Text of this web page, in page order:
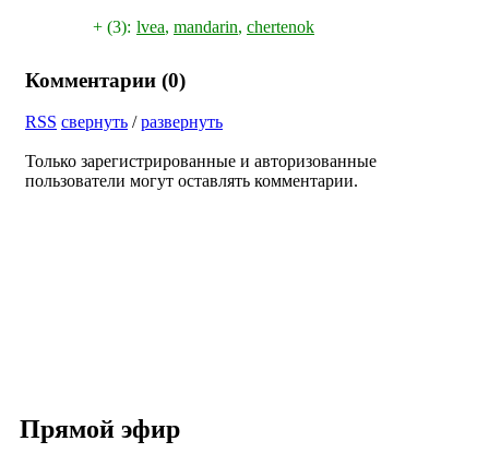
+ (3): lvea, mandarin, chertenok
Комментарии (0)
RSS свернуть /развернуть
Только зарегистрированные и авторизованные
пользователи могут оставлять комментарии.
Прямой эфир